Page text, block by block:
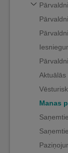
Manas